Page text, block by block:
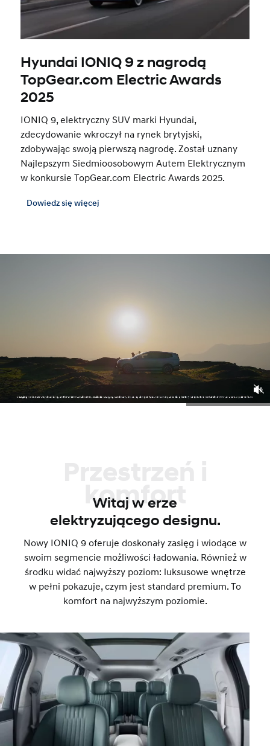
Hyundai IONIQ 9 z nagrodą
TopGear.com Electric Awards
2025
IONIQ 9, elektryczny SUV marki Hyundai,
zdecydowanie wkroczył na rynek brytyjski,
zdobywając swoją pierwszą nagrodę. Został uznany
Najlepszym Siedmioosobowym Autem Elektrycznym
w konkursie TopGear.com Electric Awards 2025.
Dowiedz się więcej
komfort
Witaj w erze
elektryzującego designu.
Nowy IONIQ 9 oferuje doskonały zasięg i wiodące w
swoim segmencie możliwości ładowania. Również w
środku widać najwyższy poziom: luksusowe wnętrze
w pełni pokazuje, czym jest standard premium. To
komfort na najwyższym poziomie.